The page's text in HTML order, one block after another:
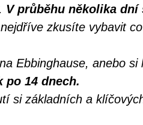
V průběhu několika dní
zkusíte vybavit
Ebbinghause, anebo si
po 14 dnech.
si základních a